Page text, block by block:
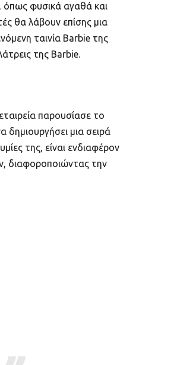
όπως φυσικά αγαθά και
θα λάβουν επίσης μια
ταινία Barbie της
της Barbie.
παρουσίασε το
δημιουργήσει μια σειρά
της, είναι ενδιαφέρον
διαφοροποιώντας την